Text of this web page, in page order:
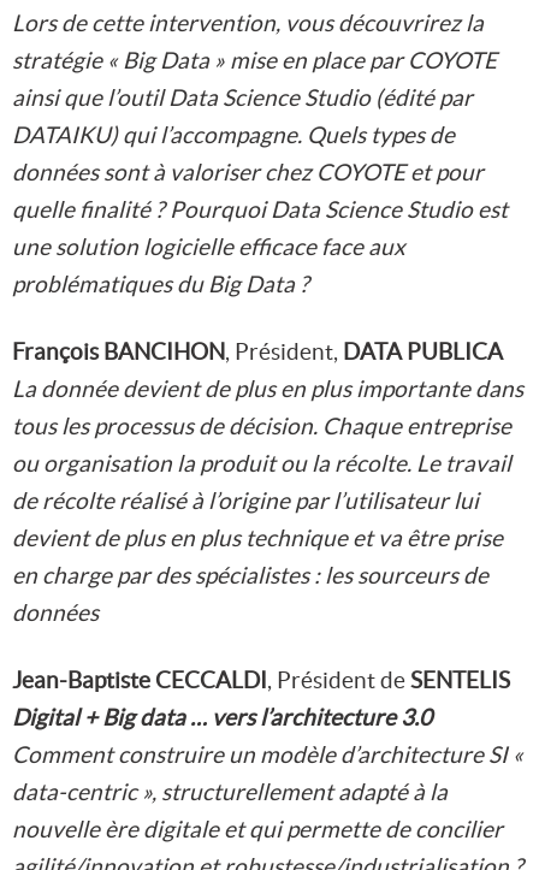
Lors de cette intervention, vous découvrirez la
stratégie « Big Data » mise en place par COYOTE
ainsi que l’outil Data Science Studio (édité par
DATAIKU) qui l’accompagne. Quels types de
données sont à valoriser chez COYOTE et pour
quelle finalité ? Pourquoi Data Science Studio est
une solution logicielle efficace face aux
problématiques du Big Data ?
François BANCIHON, Président, DATA PUBLICA
La donnée devient de plus en plus importante dans
tous les processus de décision. Chaque entreprise
ou organisation la produit ou la récolte. Le travail
de récolte réalisé à l’origine par l’utilisateur lui
devient de plus en plus technique et va être prise
en charge par des spécialistes : les sourceurs de
données
Jean-Baptiste CECCALDI , Président deSENTELIS
Digital + Big data … vers l’architecture 3.0
Comment construire un modèle d’architecture SI «
data-centric », structurellement adapté à la
nouvelle ère digitale et qui permette de concilier